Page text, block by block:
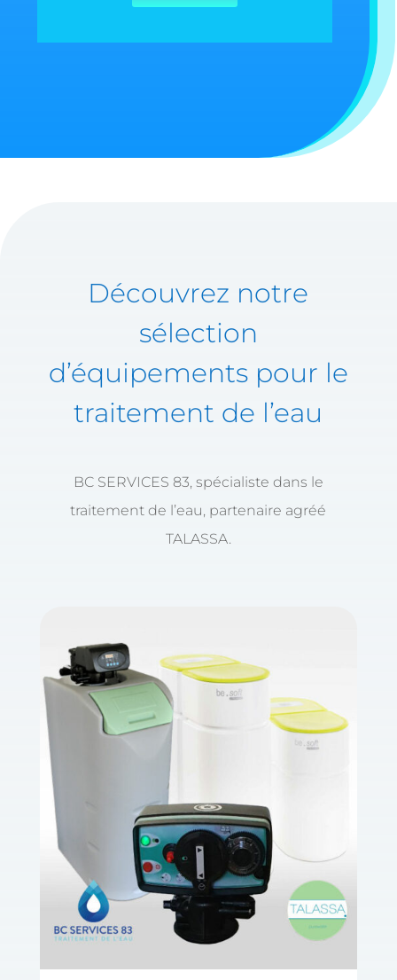
Découvrez notre
sélection
d’équipements pour le
traitement de l’eau
BC SERVICES 83, spécialiste dans le
traitement de l’eau, partenaire agréé
TALASSA.